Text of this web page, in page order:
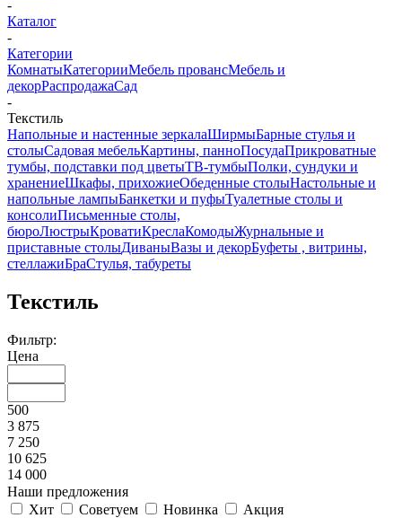
-
Каталог
-
Категории
КомнатыКатегорииМебель провансМебель и
декорРаспродажаСад
-
Текстиль
Напольные и настенные зеркалаШирмыБарные стулья и
столыСадовая мебельКартины, панноПосудаПрикроватные
тумбы, подставки под цветыТВ-тумбыПолки, сундуки и
хранениеШкафы, прихожиеОбеденные столыНастольные и
напольные лампыБанкетки и пуфыТуалетные столы и
консолиПисьменные столы,
бюроЛюстрыКроватиКреслаКомодыЖурнальные и
приставные столыДиваныВазы и декорБуфеты , витрины,
стеллажиБраСтулья, табуреты
Текстиль
Фильтр:
Цена
500
3 875
7 250
10 625
14 000
Наши предложения
Хит
Советуем Новинка
Акция